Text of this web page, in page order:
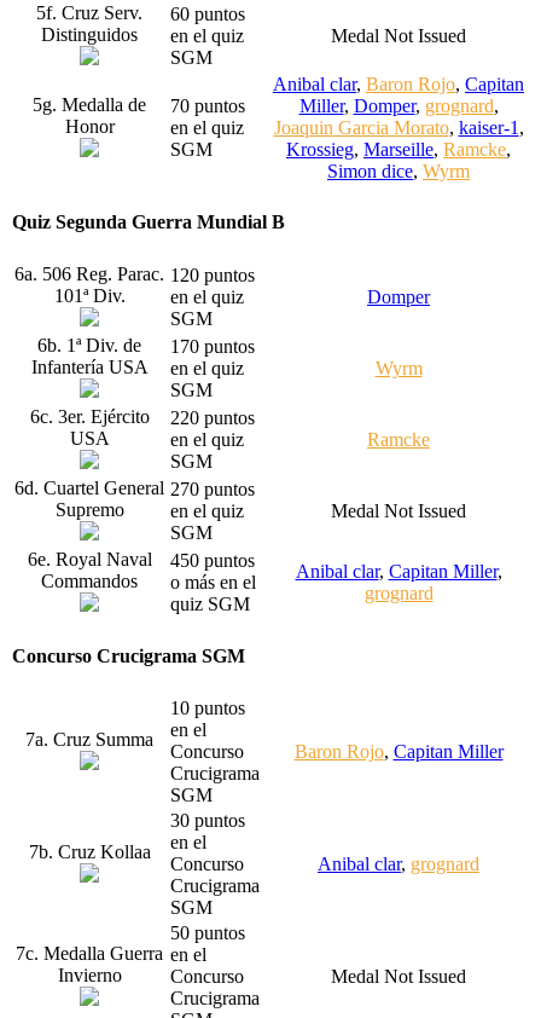
5f. Cruz Serv.
Distinguidos
60 puntos
en el quiz
SGM
Medal Not Issued
5g. Medalla de
Honor
70 puntos
en el quiz
SGM
Anibal clar, Baron Rojo, Capitan
Miller, Domper, grognard,
Joaquin Garcia Morato, kaiser-1 ,
Krossieg, Marseille, Ramcke,
Simon dice, Wyrm
Quiz Segunda Guerra Mundial B
6a. 506 Reg. Parac.
101ª Div.
120 puntos
en el quiz
SGM
Domper
6b. 1ª Div. de
Infantería USA
170 puntos
en el quiz
SGM
Wyrm
6c. 3er. Ejército
USA
220 puntos
en el quiz
SGM
Ramcke
6d. Cuartel General
Supremo
270 puntos
en el quiz
SGM
Medal Not Issued
6e. Royal Naval
Commandos
450 puntos
o más en el
quiz SGM
Anibal clar, Capitan Miller,
grognard
Concurso Crucigrama SGM
7a. Cruz Summa
10 puntos
en el
Concurso
Crucigrama
SGM
Baron Rojo, Capitan Miller
7b. Cruz Kollaa
30 puntos
en el
Concurso
Crucigrama
SGM
Anibal clar, grognard
7c. Medalla Guerra
Invierno
50 puntos
en el
Concurso
Crucigrama
Medal Not Issued